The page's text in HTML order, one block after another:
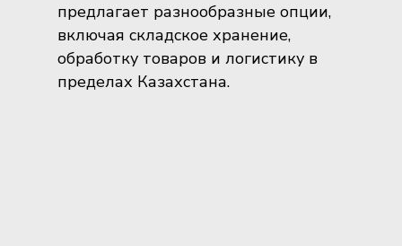
предлагает разнообразные опции,
включая складское хранение,
обработку товаров и логистику в
пределах Казахстана.